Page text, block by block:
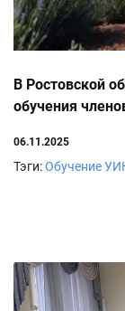
В Ростовской
обучения
06.11.2025
Тэги:Обучение